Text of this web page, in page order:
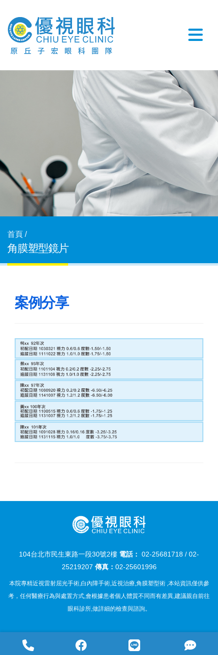
角膜塑型鏡片
首頁 /
案例分享
104台北市民生東路一段30號2樓 電話： 02-25681718 / 02-
25219207 傳真： 02-25601996
本院專精近視雷射屈光手術,白內障手術,近視治療,角膜塑型術 ,本站資訊僅供參
考，任何醫療行為與處置方式,會根據患者個人體質不同而有差異,建議親自前往
眼科診所,做詳細的檢查與諮詢。